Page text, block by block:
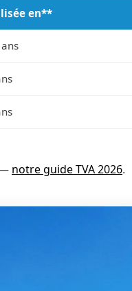
en**
notre guide TVA 2026.